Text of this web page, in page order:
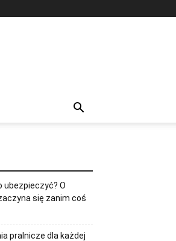
ubezpieczyć? O
się zanim coś
pralnicze dla każdej